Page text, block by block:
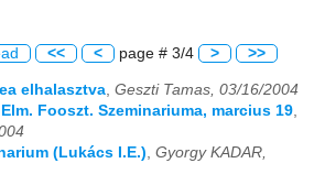
06 07 08 09 10 11 12
06 07 08 09 10 11 12
<< < page # 3/4 > >>
elhalasztva Geszti Tamas, 03/16/2004
Fooszt. Szeminariuma, marcius 19
(Lukács I.E.) Gyorgy KADAR,